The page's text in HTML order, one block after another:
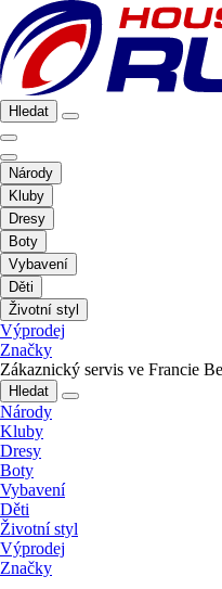
Hledat
Národy
Kluby
Dresy
Boty
Vybavení
Děti
Životní styl
Výprodej
Značky
Zákaznický servis ve Francie
Hledat
Národy
Kluby
Dresy
Boty
Vybavení
Děti
Životní styl
Výprodej
Značky